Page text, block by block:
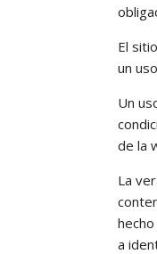
El
un
Un
de la
La
a